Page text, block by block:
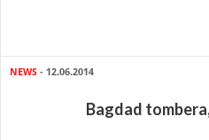
NEWS - 12.06.2014
Bagdad